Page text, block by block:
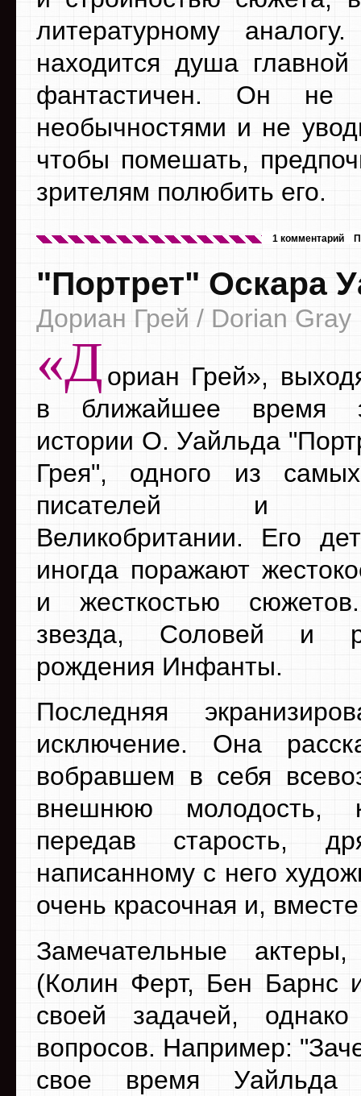
литературному
находится душа
фантастичен. Он не
необычностями и не
чтобы помешать,
зрителям полюбить его.
1 комментарий
"Портрет" Оскара
Дориан Грей / Dorian Gray
«Д ориан Грей»,
в ближайшее время
истории О. Уайльда
Грея", одного из
писателей и
Великобритании. Его
иногда поражают
и жесткостью
звезда, Соловей и
рождения Инфанты.
Последняя
исключение. Она
вобравшем в себя
внешнюю молодость,
передав старость,
написанному с него
очень красочная и,
Замечательные
(Колин Ферт, Бен Барнс
своей задачей,
вопросов. Например:
свое время Уайльда